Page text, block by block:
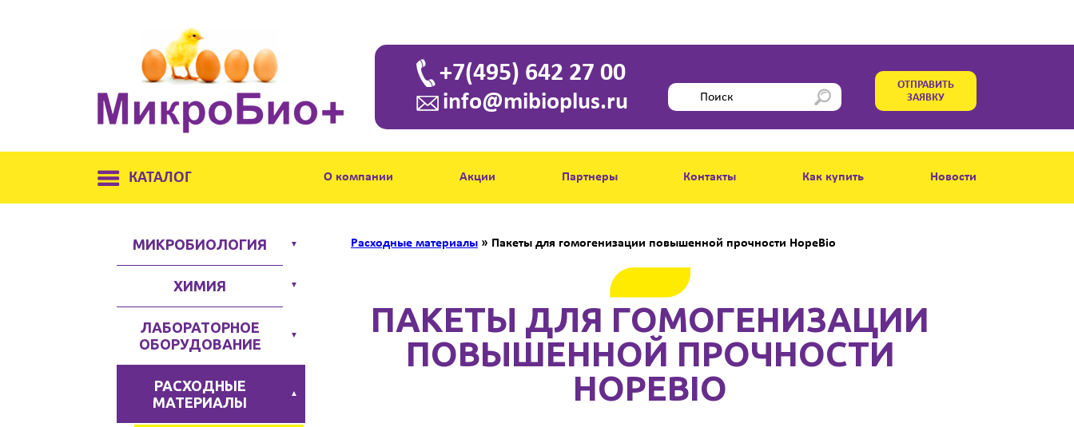
+7(495) 642 27 00
info@mibioplus.ru
ОТПРАВИТЬ
ЗАЯВКУ
КАТАЛОГ О компании Акции Партнеры Контакты Как купить Новости
МИКРОБИОЛОГИЯ ▼
ХИМИЯ ▼
ЛАБОРАТОРНОЕ
ОБОРУДОВАНИЕ
▼
РАСХОДНЫЕ
МАТЕРИАЛЫ
▲
Расходные материалы » Пакеты для гомогенизации повышенной прочности HopeBio
ПАКЕТЫ ДЛЯ ГОМОГЕНИЗАЦИИ
ПОВЫШЕННОЙ ПРОЧНОСТИ
HOPEBIO